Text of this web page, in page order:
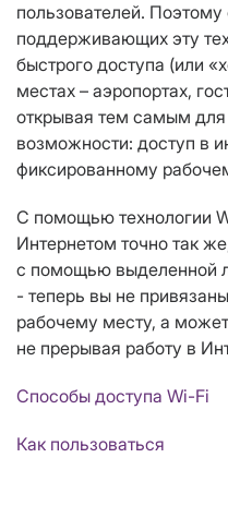
пользователей.
поддерживающих эту
быстрого доступа (или
местах – аэропортах,
открывая тем самым
возможности: доступ в
фиксированному
С помощью технологии
Интернетом точно так
с помощью выделенной
- теперь вы не
рабочему месту, а
не прерывая работу в
Способы доступа Wi-Fi
Как пользоваться